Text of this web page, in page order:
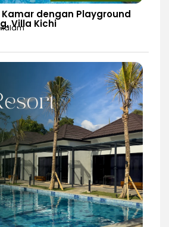
Kamar dengan Playground
Villa Kichi